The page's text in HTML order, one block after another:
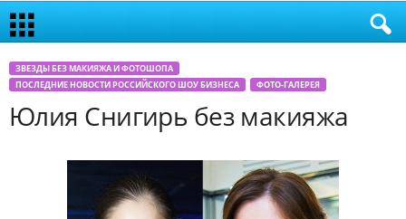
ЗВЕЗДЫ БЕЗ МАКИЯЖА И ФОТОШОПА
ПОСЛЕДНИЕ НОВОСТИ РОССИЙСКОГО ШОУ БИЗНЕСА
ФОТО-ГАЛЕРЕЯ
Юлия Снигирь без макияжа